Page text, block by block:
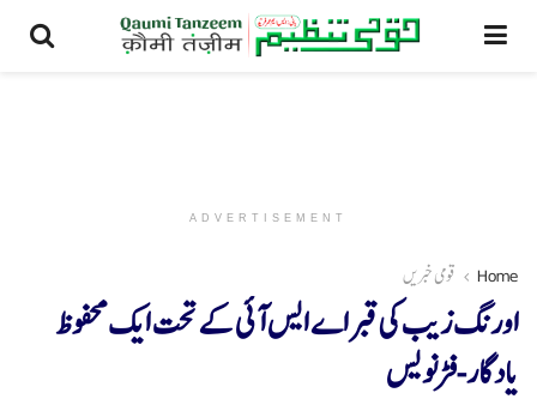
ADVERTISEMENT
Home قومی خبریں
اورنگ زیب کی قبر اے ایس آئی کے تحت ایک محفوظ
یادگار-فڑنویس